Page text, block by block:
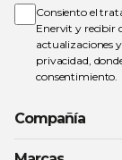
de
noticias:
Consiento el
Enervit y recibir
actualizaciones
privacidad,
consentimiento.
Compañía